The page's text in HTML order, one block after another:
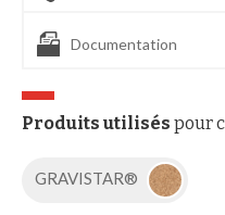
Documentation
Produits utilisés pour
GRAVISTAR®